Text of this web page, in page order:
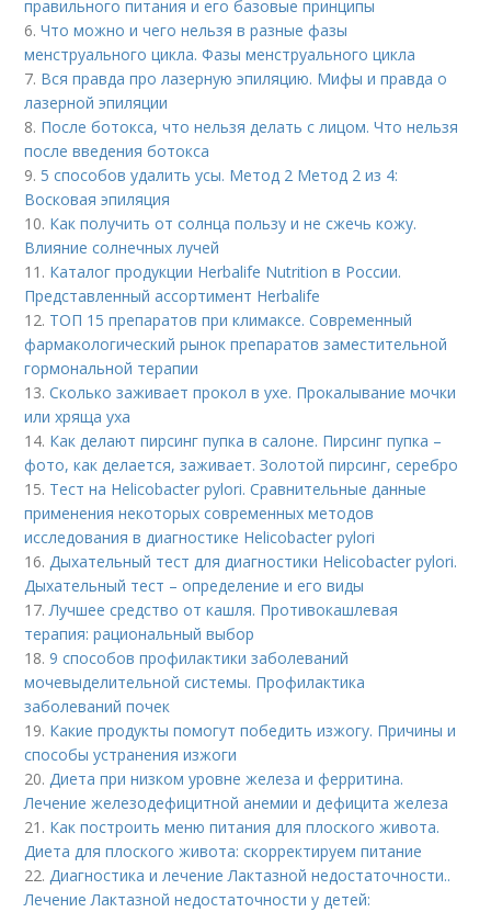
правильного питания и его базовые принципы
6.Что можно и чего нельзя в разные фазы
менструального цикла. Фазы менструального цикла
7. Вся правда про лазерную эпиляцию. Мифы и правда о
лазерной эпиляции
8. После ботокса, что нельзя делать с лицом. Что нельзя
после введения ботокса
9. 5 способов удалить усы. Метод 2 Метод 2 из 4:
Восковая эпиляция
10. Как получить от солнца пользу и не сжечь кожу.
Влияние солнечных лучей
11. Каталог продукции Herbalife Nutrition в России.
Представленный ассортимент Herbalife
12. ТОП 15 препаратов при климаксе. Современный
фармакологический рынок препаратов заместительной
гормональной терапии
13.Сколько заживает прокол в ухе. Прокалывание мочки
или хряща уха
14. Как делают пирсинг пупка в салоне. Пирсинг пупка –
фото, как делается, заживает. Золотой пирсинг, серебро
15. Тест на Helicobacter pylori. Сравнительные данные
применения некоторых современных методов
исследования в диагностике Helicobacter pylori
16.Дыхательный тест для диагностики Helicobacter pylori.
Дыхательный тест – определение и его виды
17.Лучшее средство от кашля. Противокашлевая
терапия: рациональный выбор
18.9 способов профилактики заболеваний
мочевыделительной системы. Профилактика
заболеваний почек
19. Какие продукты помогут победить изжогу. Причины и
способы устранения изжоги
20.Диета при низком уровне железа и ферритина.
Лечение железодефицитной анемии и дефицита железа
21. Как построить меню питания для плоского живота.
Диета для плоского живота: скорректируем питание
22.Диагностика и лечение Лактазной недостаточности..
Лечение Лактазной недостаточности у детей: